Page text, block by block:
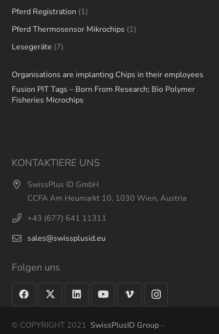
Pferd Registration 11
product
Pferd Thermosensor Mikrochips 11
Lesegeräte 77
Organisations are implanting Chips in their employees
Fusion PIT Tags – Born From Research; Bio Polymer
Fisheries Microchips
KONTAKTIERE UNS
SwissPlus ID GmbH
CCFA Am Heumarkt 10, 1030 Wien, Austria
+43 (677) 641 11311
sales@swissplusid.eu
Folgen uns
© COPYRIGHT 2021 SwissPlusID Group–